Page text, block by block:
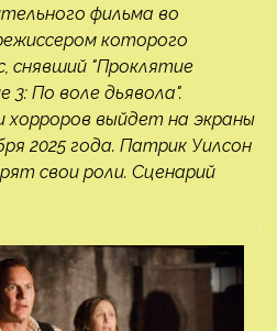
фильма во
которого
снявший "Проклятие
3: По воле дьявола".
хорроров выйдет на экраны
2025 года. Патрик Уилсон
свои роли. Сценарий